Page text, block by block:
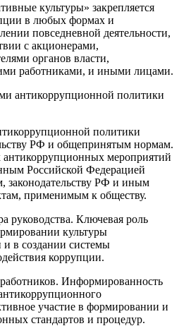
культуры» закрепляется
в любых формах и
повседневной деятельности,
с акционерами,
органов власти,
работниками, и иными лицами.
антикоррупционной политики
политики
РФ и общепринятым нормам.
антикоррупционных мероприятий
Российской Федерацией
законодательству РФ и иным
применимым к обществу.
руководства. Ключевая роль
культуры
в создании системы
коррупции.
Информированность
участие в формировании и
стандартов и процедур.